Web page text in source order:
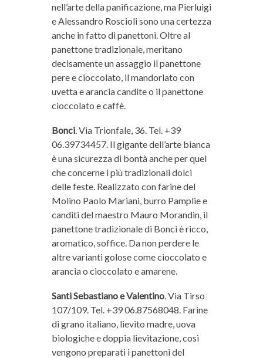
nell’arte della panificazione, ma Pierluigi
e Alessandro Roscioli sono una certezza
anche in fatto di panettoni. Oltre al
panettone tradizionale, meritano
decisamente un assaggio il panettone
pere e cioccolato, il mandorlato con
uvetta e arancia candite o il panettone
cioccolato e caffè.
Bonci. Via Trionfale, 36. Tel. +39
06.39734457. Il gigante dell’arte bianca
è una sicurezza di bontà anche per quel
che concerne i più tradizionali dolci
delle feste. Realizzato con farine del
Molino Paolo Mariani, burro Pamplie e
canditi del maestro Mauro Morandin, il
panettone tradizionale di Bonci è ricco,
aromatico, soffice. Da non perdere le
altre varianti golose come cioccolato e
arancia o cioccolato e amarene.
Santi Sebastiano e Valentino. Via Tirso
107/109. Tel. +39 06.87568048. Farine
di grano italiano, lievito madre, uova
biologiche e doppia lievitazione, così
vengono preparati i panettoni del